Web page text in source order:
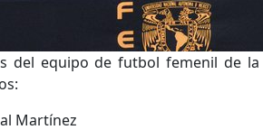
del equipo de futbol femenil de la
Martínez